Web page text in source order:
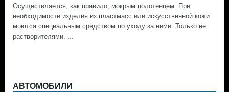
Осуществляется, как правило, мокрым полотенцем. При
необходимости изделия из пластмасс или искусственной кожи
моются специальным средством по уходу за ними. Только не
растворителями. ...
АВТОМОБИЛИ